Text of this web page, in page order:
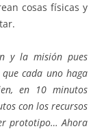
cosas físicas y
y la misión pues
cada uno haga
en 10 minutos
con los recursos
prototipo… Ahora